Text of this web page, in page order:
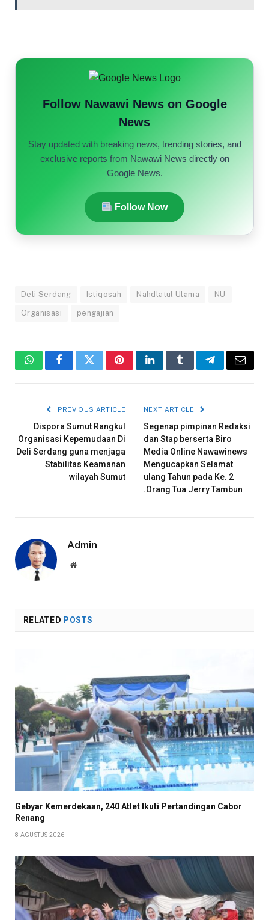
Follow Nawawi News on Google
News
Stay updated with breaking news, trending stories, and
exclusive reports from Nawawi News directly on
Google News.
Follow Now
Deli Serdang Istiqosah Nahdlatul Ulama NU
Organisasi pengajian
WhatsAppFacebookTwitterPinterestLinkedInTumblrTelegramEmail
PREVIOUS ARTICLE
Dispora Sumut Rangkul
Organisasi Kepemudaan Di
Deli Serdang guna menjaga
Stabilitas Keamanan
wilayah Sumut
NEXT ARTICLE
Segenap pimpinan Redaksi
dan Stap berserta Biro
Media Online Nawawinews
Mengucapkan Selamat
ulang Tahun pada Ke. 2
.Orang Tua Jerry Tambun
Admin
Website
RELATED POSTS
Gebyar Kemerdekaan, 240 Atlet Ikuti Pertandingan Cabor
Renang
8 AGUSTUS 2026